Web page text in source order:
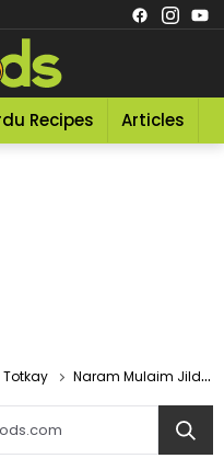
Recipes Articles
Totkay Naram Mulaim Jild Ke Liye Kenu Oil Ke Fayde